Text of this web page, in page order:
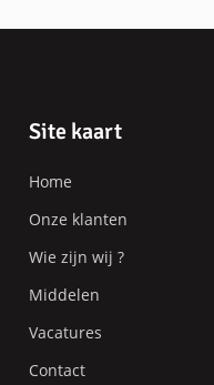
Pagina-
Site kaart
Home
Onze klanten
Wie zijn wij ?
Middelen
Vacatures
Contact